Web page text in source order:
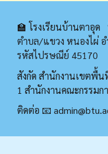
🏫 โรงเรียนบ้านตาอุด
ตำบล/แขวง หนองไผ่ อ
รหัสไปรษณีย์ 45170
สังกัด สำนักงานเขตพื้น
1 สำนักงานคณะกรรม
ติดต่อ 📧 admin@